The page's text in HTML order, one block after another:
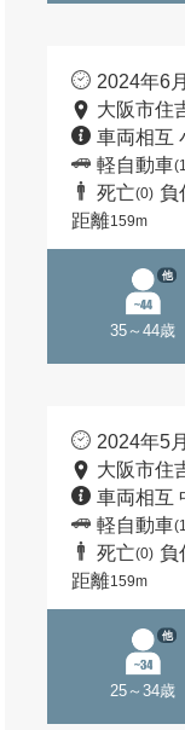
2024年6
大阪市住
車両相互
軽自動車
死亡(0) 負
距離159m
35～44歳
他
2024年5
大阪市住
車両相互
軽自動車
死亡(0) 負
距離159m
25～34歳
他